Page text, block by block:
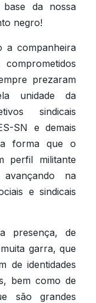
da nossa
negro!
a companheira
prezaram
unidade da
sindicais
SN e demais
forma que o
perfil militante
na
e sindicais
presença, de
garra, que
de identidades
bem como de
são grandes